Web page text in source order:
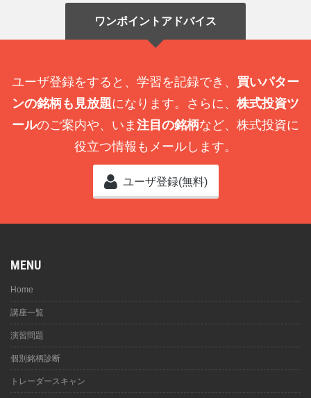
ワンポイントアドバイス
ユーザ登録をすると、学習を記録でき、 買いパター
ンの銘柄も見放題になります。さらに、 株式投資ツ
ールのご案内や、いま 注目の銘柄など、株式投資に
役立つ情報もメールします。
ユーザ登録(無料)
MENU
Home
講座一覧
演習問題
個別銘柄診断
トレーダースキャン